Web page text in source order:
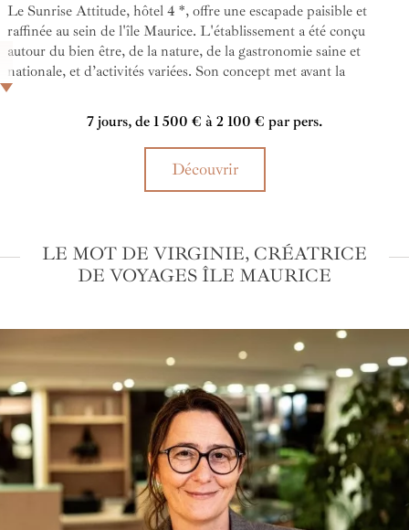
Le Sunrise Attitude, hôtel 4 *, offre une escapade paisible et
raffinée au sein de l'île Maurice. L'établissement a été conçu
autour du bien être, de la nature, de la gastronomie saine et
nationale, et d’activités variées. Son concept met avant la
déconnexion avec l'absence de télévision. Le Sunrise Attitude est
parfait pour les couples cherchant à concilier détente, belles
plages et ambiance animée mais respectueuse de l’intimité.
7 jours, de 1 500 € à 2 100 € par pers.
Découvrir
LE MOT DE VIRGINIE, CRÉATRICE
DE VOYAGES ÎLE MAURICE